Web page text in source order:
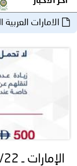
المجلس
مؤتمرات
جهود
إنجازات
توعوية
الخدمات
الإلكترونية
صور
الامارات العربية